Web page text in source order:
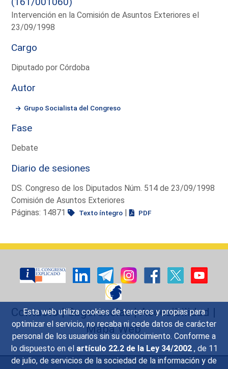
Esta web utiliza cookies de terceros y propias para
optimizar el servicio, no recaba ni cede datos de carácter
personal de los usuarios sin su conocimiento. Conforme a
lo dispuesto en el artículo 22.2 de la Ley 34/2002 , de 11
de julio, de servicios de la sociedad de la información y de
Intervención en la Comisión de Asuntos Exteriores el
23/09/1998
Cargo
Diputado por Córdoba
Autor
Grupo Socialista del Congreso
Fase
Debate
Diario de sesiones
DS. Congreso de los Diputados Núm. 514 de 23/09/1998
Comisión de Asuntos Exteriores
Páginas: 14871
Texto íntegro | PDF
Contacto|Sugerencias|Accesibilidad |
Mapa Web